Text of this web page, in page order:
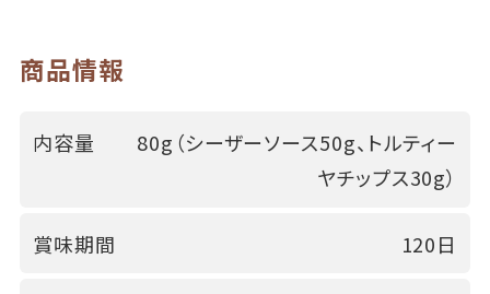
商品情報
内容量
80g（シーザーソース50g、トルティー
ヤチップス30g）
賞味期間 120日